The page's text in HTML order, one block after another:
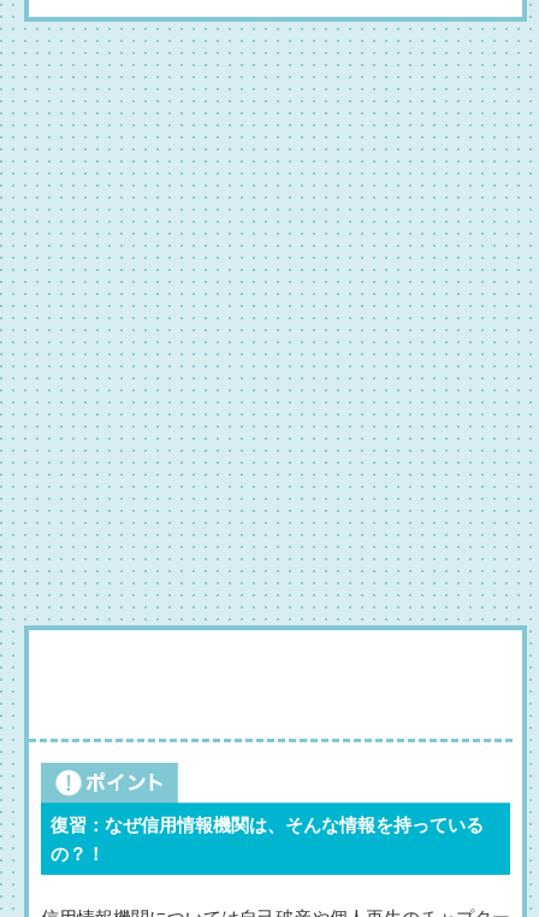
復習：なぜ信用情報機関は、そんな情報を持っている
の？！